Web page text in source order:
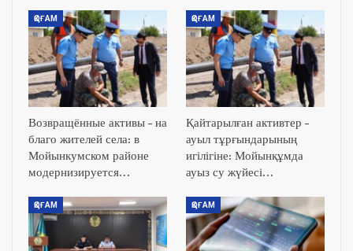
ҚОҒАМ
Возвращённые активы – на
благо жителей села: в
Мойынкумском районе
модернизируется…
ҚОҒАМ
Қайтарылған активтер –
ауыл тұрғындарының
игілігіне: Мойынқұмда
ауыз су жүйесі…
ҚОҒАМ ҚОҒАМ